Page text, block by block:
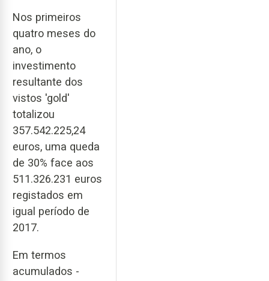
Nos primeiros
quatro meses do
ano, o
investimento
resultante dos
vistos 'gold'
totalizou
357.542.225,24
euros, uma queda
de 30% face aos
511.326.231 euros
registados em
igual período de
2017.
Em termos
acumulados -